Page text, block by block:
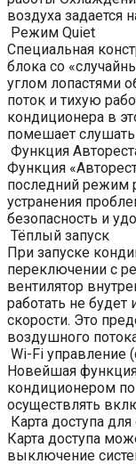
воздуха задается
Режим Quiet
Специальная
блока со
углом лопастями
поток и тихую
кондиционера в
помешает
Функция
Функция
последний режим
устранения
безопасность и
Тёплый запуск
При запуске
переключении с
вентилятор
работать не будет
скорости. Это
воздушного
Wi-Fi управление
Новейшая
кондиционером по
осуществлять
Карта доступа для
Карта доступа
выключение